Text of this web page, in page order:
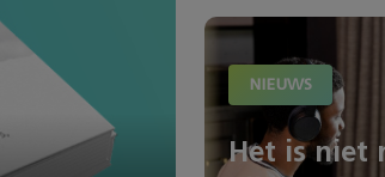
NIEUWS
Het is niet